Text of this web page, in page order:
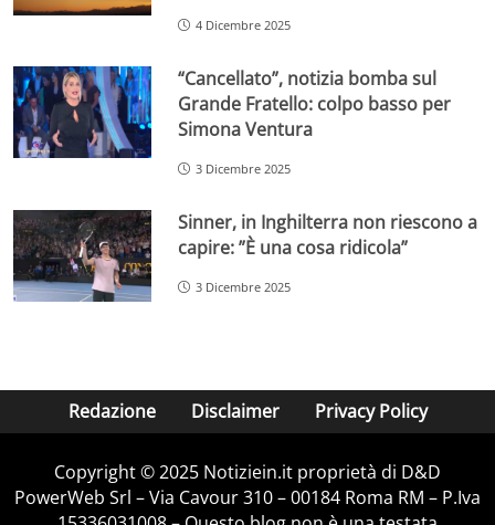
4 Dicembre 2025
“Cancellato”, notizia bomba sul
Grande Fratello: colpo basso per
Simona Ventura
3 Dicembre 2025
Sinner, in Inghilterra non riescono a
capire: ”È una cosa ridicola”
3 Dicembre 2025
Redazione Disclaimer Privacy Policy
Copyright © 2025 Notiziein.it proprietà di D&D
PowerWeb Srl – Via Cavour 310 – 00184 Roma RM – P.Iva